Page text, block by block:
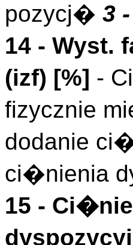
pozycj� 3
14 - Wyst.
(izf) [%] -
fizycznie
dodanie
ci�nienia
15 -